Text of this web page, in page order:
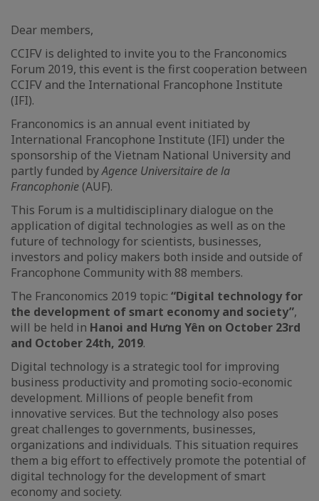
Dear members,
CCIFV is delighted to invite you to the Franconomics
Forum 2019, this event is the first cooperation between
CCIFV and the International Francophone Institute
(IFI).
Franconomics is an annual event initiated by
International Francophone Institute (IFI) under the
sponsorship of the Vietnam National University and
partly funded byAgence Universitaire de la
Francophonie (AUF).
This Forum is a multidisciplinary dialogue on the
application of digital technologies as well as on the
future of technology for scientists, businesses,
investors and policy makers both inside and outside of
Francophone Community with 88 members.
The Franconomics 2019 topic: “Digital technology for
the development of smart economy and society”,
will be held in Hanoi and Hưng Yên on October 23rd
and October 24th, 2019.
Digital technology is a strategic tool for improving
business productivity and promoting socio-economic
development. Millions of people benefit from
innovative services. But the technology also poses
great challenges to governments, businesses,
organizations and individuals. This situation requires
them a big effort to effectively promote the potential of
digital technology for the development of smart
economy and society.